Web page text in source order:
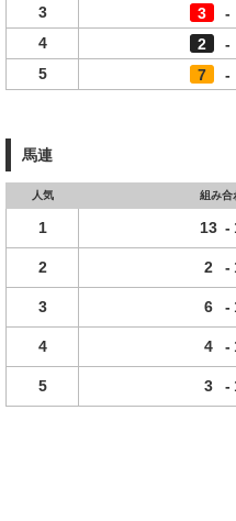
3
3 -
4
2 -
5
7 -
馬連
人気 組み合
1 13 -
2 2 -
3 6 -
4 4 -
5 3 -